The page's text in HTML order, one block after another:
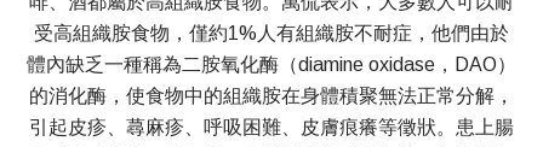
受高組織胺食物，僅約1%人有組織胺不耐症，他們由於
體內缺乏一種稱為二胺氧化酶（diamine oxidase，DAO）
的消化酶，使食物中的組織胺在身體積聚無法正常分解，
引起皮疹、蕁麻疹、呼吸困難、皮膚痕癢等徵狀。患上腸